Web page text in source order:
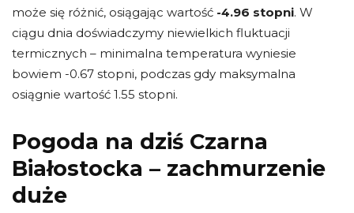
może się różnić, osiągając wartość -4.96 stopni. W
ciągu dnia doświadczymy niewielkich fluktuacji
termicznych – minimalna temperatura wyniesie
bowiem -0.67 stopni, podczas gdy maksymalna
osiągnie wartość 1.55 stopni.
Pogoda na dziś Czarna
Białostocka – zachmurzenie
duże